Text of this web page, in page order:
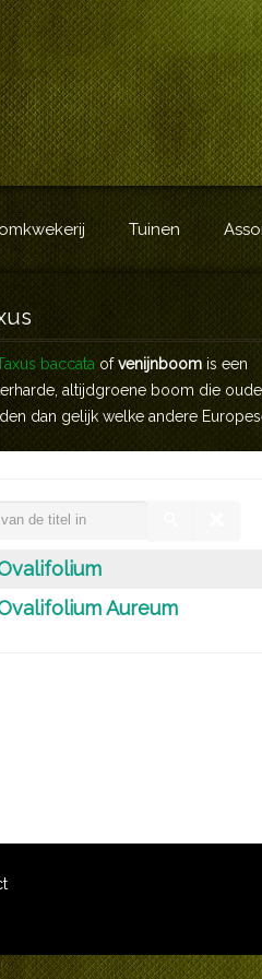
Tuinen
baccata ofvenijnboomis een
altijdgroene boom die
dan gelijk welke andere
Aureum